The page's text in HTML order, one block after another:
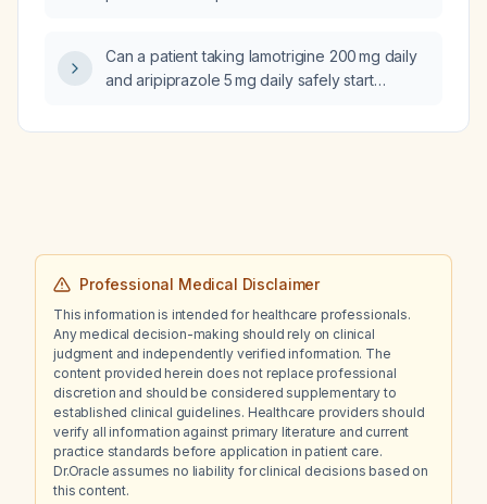
is not responding to amoxicillin?
Can a patient taking lamotrigine 200 mg daily
and aripiprazole 5 mg daily safely start
Professional Medical Disclaimer
This information is intended for healthcare professionals.
Any medical decision-making should rely on clinical
judgment and independently verified information. The
content provided herein does not replace professional
discretion and should be considered supplementary to
established clinical guidelines. Healthcare providers should
verify all information against primary literature and current
practice standards before application in patient care.
Dr.Oracle assumes no liability for clinical decisions based on
this content.